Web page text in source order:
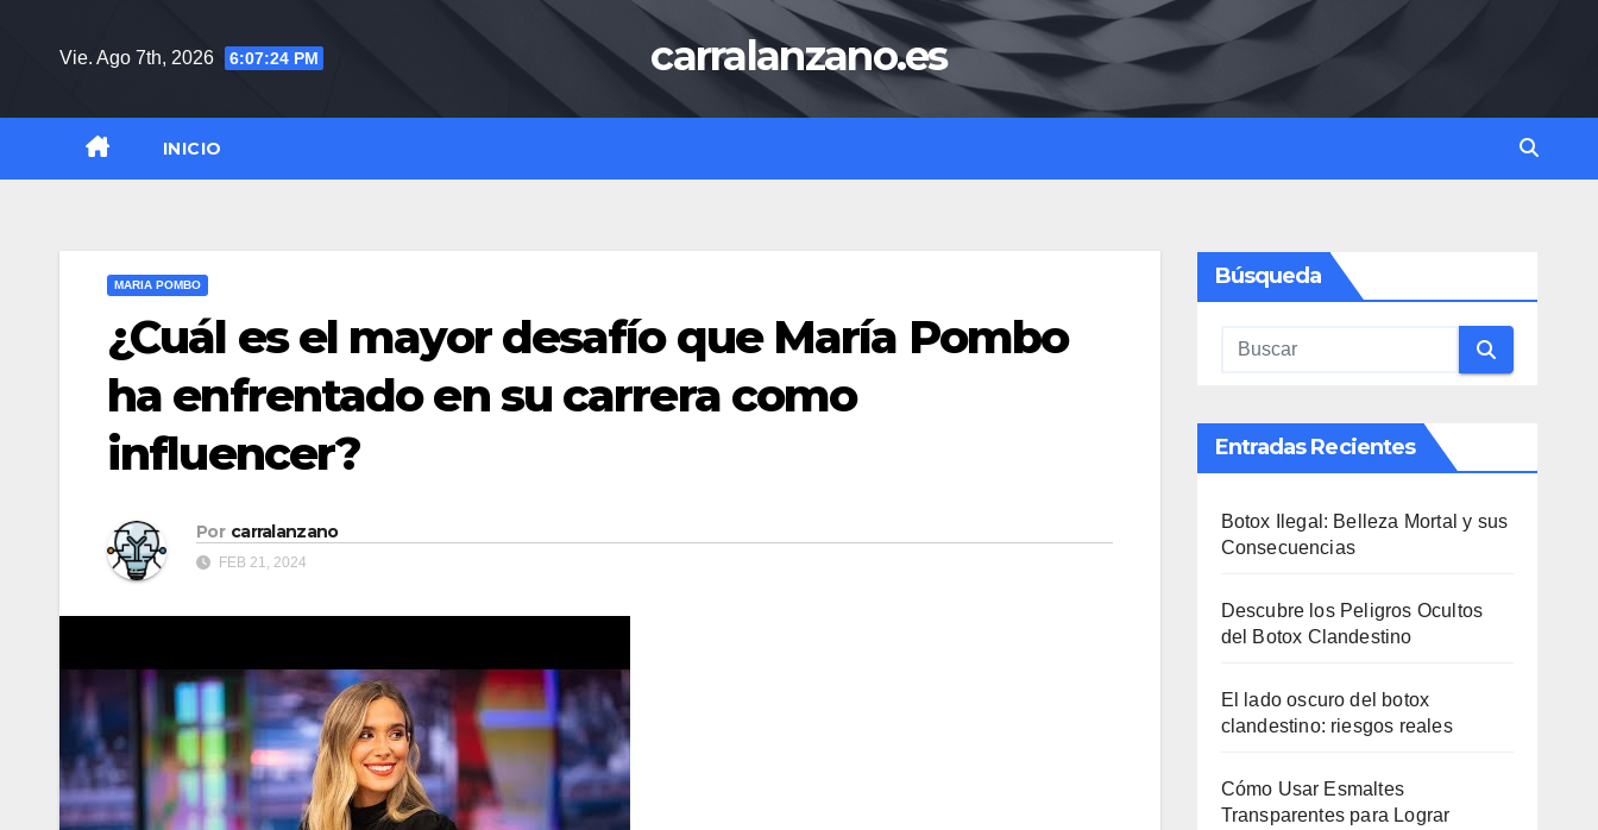
Vie. Ago 7th, 2026 6:07:25 PM carralanzano.es
INICIO
MARIA POMBO
¿Cuál es el mayor desafío que María Pombo
ha enfrentado en su carrera como
influencer?
Por carralanzano
FEB 21, 2024
Búsqueda
Entradas Recientes
Botox Ilegal: Belleza Mortal y sus
Consecuencias
Descubre los Peligros Ocultos
del Botox Clandestino
El lado oscuro del botox
clandestino: riesgos reales
Cómo Usar Esmaltes
Transparentes para Lograr